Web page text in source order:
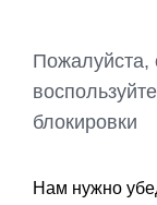
Пожалуйста,
блокировки
Нам нужно